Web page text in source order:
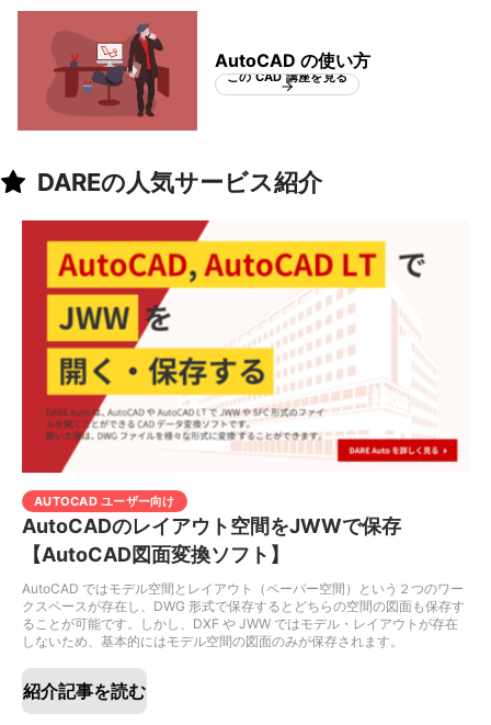
AutoCAD の使い方
この CAD 講座を見る
DAREの人気サービス紹介
AUTOCAD ユーザー向け
AutoCADのレイアウト空間をJWWで保存
【AutoCAD図面変換ソフト】
AutoCAD ではモデル空間とレイアウト（ペーパー空間）という２つのワー
クスペースが存在し、DWG 形式で保存するとどちらの空間の図面も保存す
ることが可能です。しかし、DXF や JWW ではモデル・レイアウトが存在
しないため、基本的にはモデル空間の図面のみが保存されます。
紹介記事を読む